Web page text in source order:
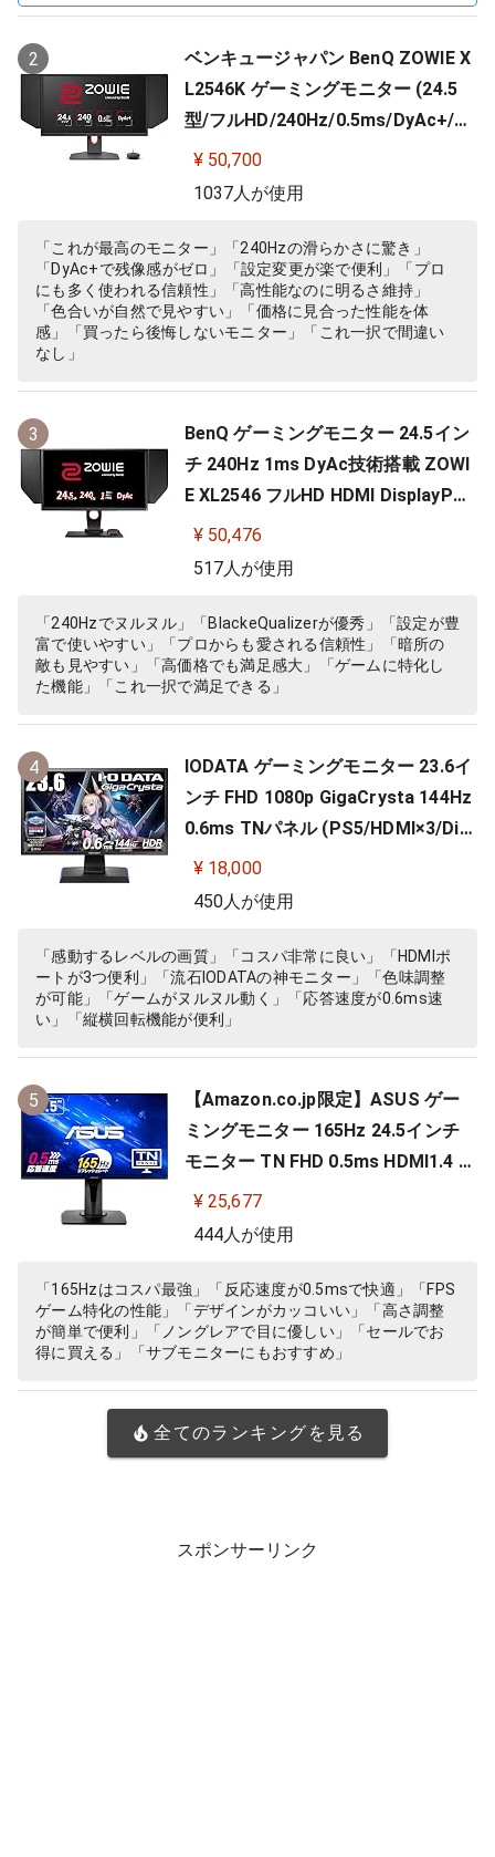
2
ベンキュージャパン BenQ ZOWIE X
L2546K ゲーミングモニター (24.5
型/フルHD/240Hz/0.5ms/DyAc+/小
さめ台座/新筐体デザイン/新OSDメ
ニュー/新型液晶パネル採用)
¥ 50,700
1037人が使用
「これが最高のモニター」「240Hzの滑らかさに驚き」
「DyAc+で残像感がゼロ」「設定変更が楽で便利」「プロ
にも多く使われる信頼性」「高性能なのに明るさ維持」
「色合いが自然で見やすい」「価格に見合った性能を体
感」「買ったら後悔しないモニター」「これ一択で間違い
なし」
3
BenQ ゲーミングモニター 24.5イン
チ 240Hz 1ms DyAc技術搭載 ZOWI
E XL2546 フルHD HDMI DisplayPor
t DVI-DL搭載 FPS向き ディスプレイ
¥ 50,476
517人が使用
「240Hzでヌルヌル」「BlackeQualizerが優秀」「設定が豊
富で使いやすい」「プロからも愛される信頼性」「暗所の
敵も見やすい」「高価格でも満足感大」「ゲームに特化し
た機能」「これ一択で満足できる」
4
IODATA ゲーミングモニター 23.6イ
ンチ FHD 1080p GigaCrysta 144Hz
0.6ms TNパネル (PS5/HDMI×3/Dis
playPort/スピーカー付/高さ調整/縦
横回転) EX-LDGC242HTB
¥ 18,000
450人が使用
「感動するレベルの画質」「コスパ非常に良い」「HDMIポ
ートが3つ便利」「流石IODATAの神モニター」「色味調整
が可能」「ゲームがヌルヌル動く」「応答速度が0.6ms速
い」「縦横回転機能が便利」
5
【Amazon.co.jp限定】ASUS ゲー
ミングモニター 165Hz 24.5インチ
モニター TN FHD 0.5ms HDMI1.4 Di
splayPort1.2 DVI-D スピーカー 高
さ調整 縦横回転 VG258QR-J
¥ 25,677
444人が使用
「165Hzはコスパ最強」「反応速度が0.5msで快適」「FPS
ゲーム特化の性能」「デザインがカッコいい」「高さ調整
が簡単で便利」「ノングレアで目に優しい」「セールでお
得に買える」「サブモニターにもおすすめ」
全てのランキングを見る
スポンサーリンク